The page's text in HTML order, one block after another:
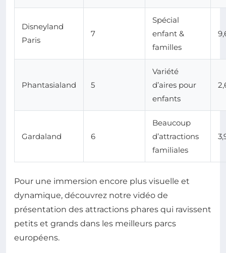
Disneyland
Paris
7
Spécial
enfant &
familles
Phantasialand 5
Variété
d’aires pour
enfants
Gardaland 6
Beaucoup
d’attractions
familiales
Pour une immersion encore plus visuelle et
dynamique, découvrez notre vidéo de
présentation des attractions phares qui ravissent
petits et grands dans les meilleurs parcs
européens.